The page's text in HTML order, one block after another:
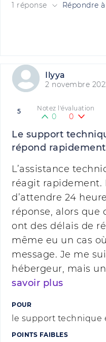
1 réponse Répondre
Ilyya
2 novembre
5 Notez l'évaluation
0 0
Le support
répond rapidement
L’assistance
réagit rapidement.
d’attendre 24
réponse, alors que
ont des délais de
même eu un cas
message. Je me
hébergeur, mais
savoir plus
POUR
le support technique
POINTS FAIBLES